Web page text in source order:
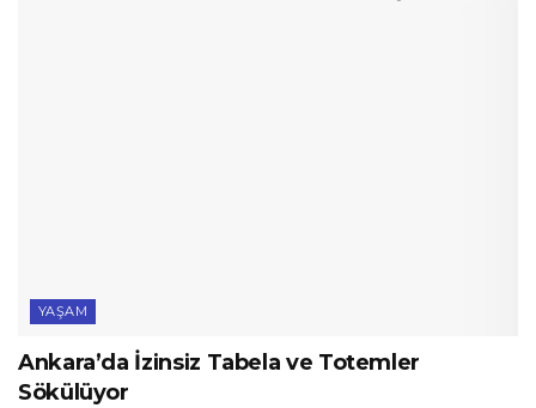
YAŞAM
Ankara’da İzinsiz Tabela ve Totemler
Sökülüyor